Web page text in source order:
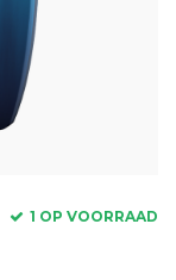
1 OP VOORRAAD